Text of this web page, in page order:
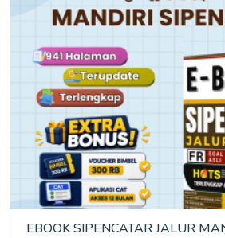
EBOOK SIPENCATAR JALUR